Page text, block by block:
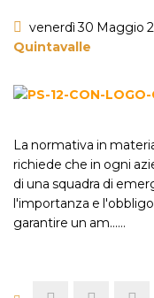
venerdì 30 Maggio
Quintavalle
La normativa in
richiede che in ogni
di una squadra di
l'importanza e
garantire un am...…